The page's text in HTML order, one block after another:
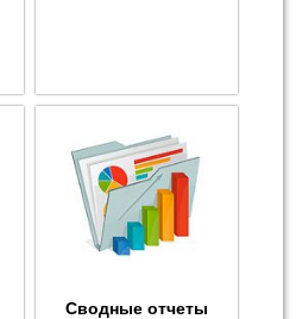
Сводные отчеты